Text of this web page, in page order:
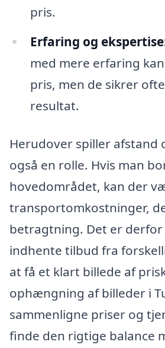
pris.
Erfaring og
med mere erfaring
pris, men de sikrer
resultat.
Herudover spiller afstand
også en rolle. Hvis man
hovedområdet, kan der
transportomkostninger,
betragtning. Det er derfor
indhente tilbud fra
at få et klart billede af
ophængning af billeder i
sammenligne priser og
finde den rigtige balance